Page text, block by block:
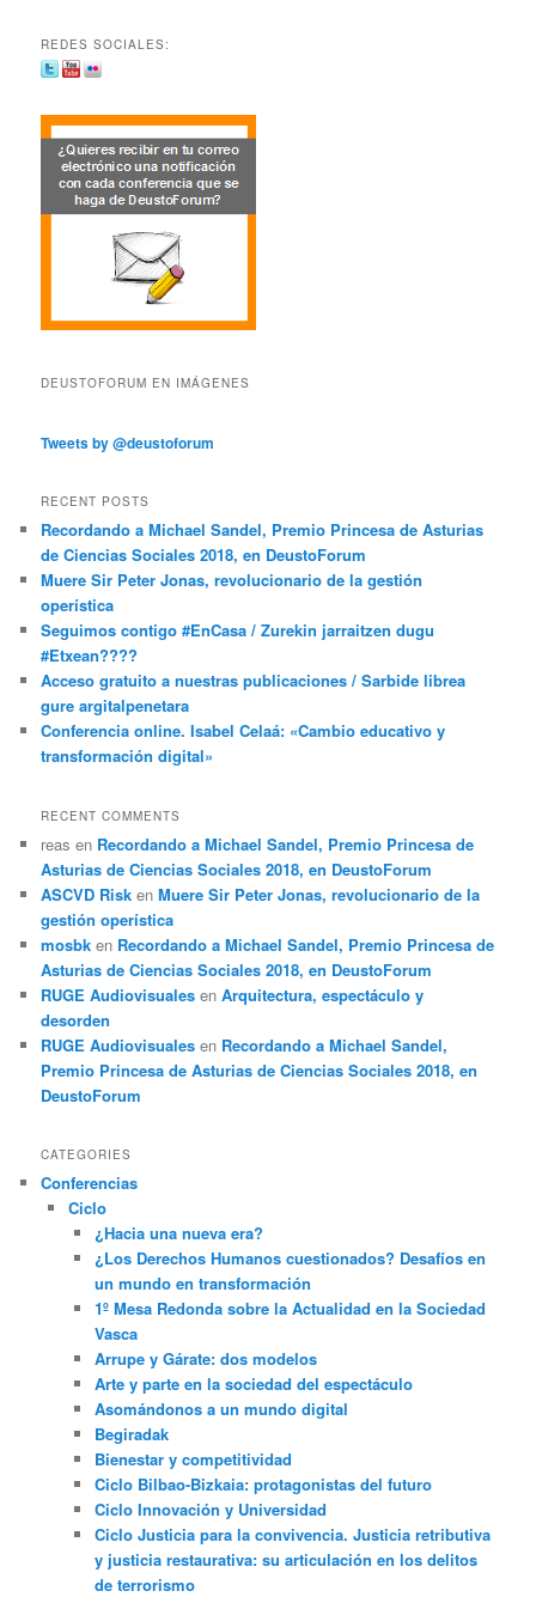
REDES SOCIALES:
DEUSTOFORUM EN IMÁGENES
Tweets by @deustoforum
RECENT POSTS
Recordando a Michael Sandel, Premio Princesa de Asturias
de Ciencias Sociales 2018, en DeustoForum
Muere Sir Peter Jonas, revolucionario de la gestión
operística
Seguimos contigo #EnCasa / Zurekin jarraitzen dugu
#Etxean????
Acceso gratuito a nuestras publicaciones / Sarbide librea
gure argitalpenetara
Conferencia online. Isabel Celaá: «Cambio educativo y
transformación digital»
RECENT COMMENTS
reas en Recordando a Michael Sandel, Premio Princesa de
Asturias de Ciencias Sociales 2018, en DeustoForum
ASCVD Risk enMuere Sir Peter Jonas, revolucionario de la
gestión operística
mosbk en Recordando a Michael Sandel, Premio Princesa de
Asturias de Ciencias Sociales 2018, en DeustoForum
RUGE Audiovisuales enArquitectura, espectáculo y
desorden
RUGE Audiovisuales en Recordando a Michael Sandel,
Premio Princesa de Asturias de Ciencias Sociales 2018, en
DeustoForum
CATEGORIES
Conferencias
Ciclo
¿Hacia una nueva era?
¿Los Derechos Humanos cuestionados? Desafíos en
un mundo en transformación
1º Mesa Redonda sobre la Actualidad en la Sociedad
Vasca
Arrupe y Gárate: dos modelos
Arte y parte en la sociedad del espectáculo
Asomándonos a un mundo digital
Begiradak
Bienestar y competitividad
Ciclo Bilbao-Bizkaia: protagonistas del futuro
Ciclo Innovación y Universidad
Ciclo Justicia para la convivencia. Justicia retributiva
y justicia restaurativa: su articulación en los delitos
de terrorismo